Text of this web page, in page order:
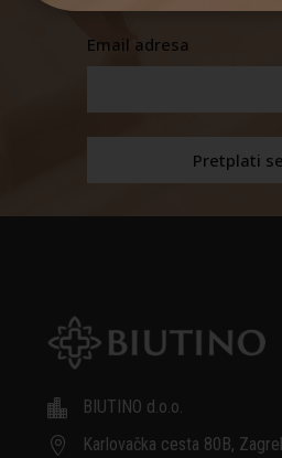
Email adresa

BIUTINO d.o.o.

Karlovačka cesta 80B,